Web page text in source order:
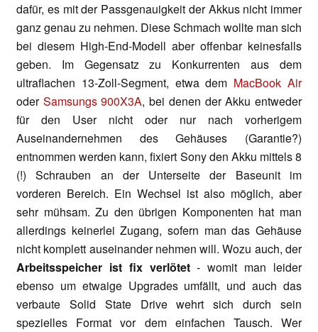
dafür, es mit der Passgenauigkeit der Akkus nicht immer
ganz genau zu nehmen. Diese Schmach wollte man sich
bei diesem High-End-Modell aber offenbar keinesfalls
geben. Im Gegensatz zu Konkurrenten aus dem
ultraflachen 13-Zoll-Segment, etwa dem MacBook Air
oder Samsungs 900X3A, bei denen der Akku entweder
für den User nicht oder nur nach vorherigem
Auseinandernehmen des Gehäuses (Garantie?)
entnommen werden kann, fixiert Sony den Akku mittels 8
(!) Schrauben an der Unterseite der Baseunit im
vorderen Bereich. Ein Wechsel ist also möglich, aber
sehr mühsam. Zu den übrigen Komponenten hat man
allerdings keinerlei Zugang, sofern man das Gehäuse
nicht komplett auseinander nehmen will. Wozu auch, der
Arbeitsspeicher ist fix verlötet- womit man leider
ebenso um etwaige Upgrades umfällt, und auch das
verbaute Solid State Drive wehrt sich durch sein
spezielles Format vor dem einfachen Tausch. Wer